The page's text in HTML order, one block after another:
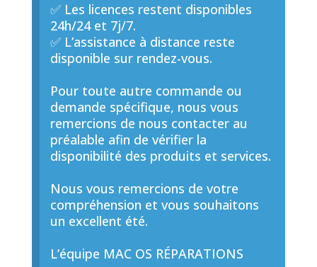
✅ Les licences restent disponibles
24h/24 et 7j/7.
✅ L’assistance à distance reste
disponible sur rendez-vous.
Pour toute autre commande ou
demande spécifique, nous vous
remercions de nous contacter au
préalable afin de vérifier la
disponibilité des produits et services.
Nous vous remercions de votre
compréhension et vous souhaitons
un excellent été.
L’équipe MAC OS RÉPARATIONS